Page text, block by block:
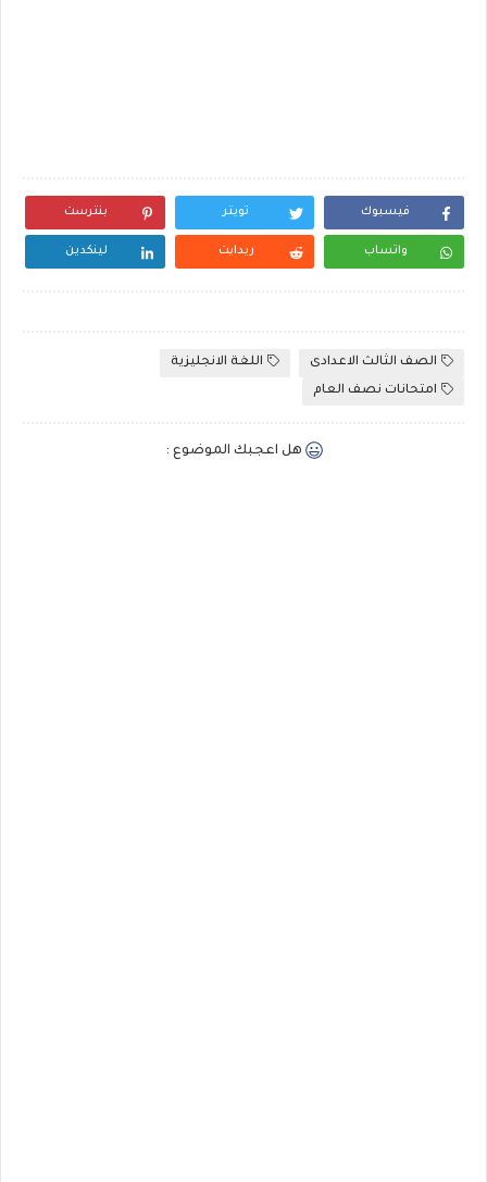
فيسبوك تويتر بنترست
واتساب ريدايت لينكدين
الصف الثالث الاعدادى
اللغة الانجليزية
امتحانات نصف العام
هل اعجبك الموضوع :